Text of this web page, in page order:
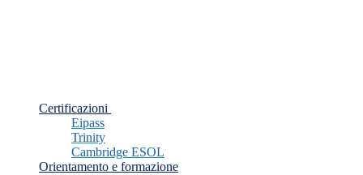
Certificazioni
Eipass
Trinity
Cambridge ESOL
Orientamento e formazione